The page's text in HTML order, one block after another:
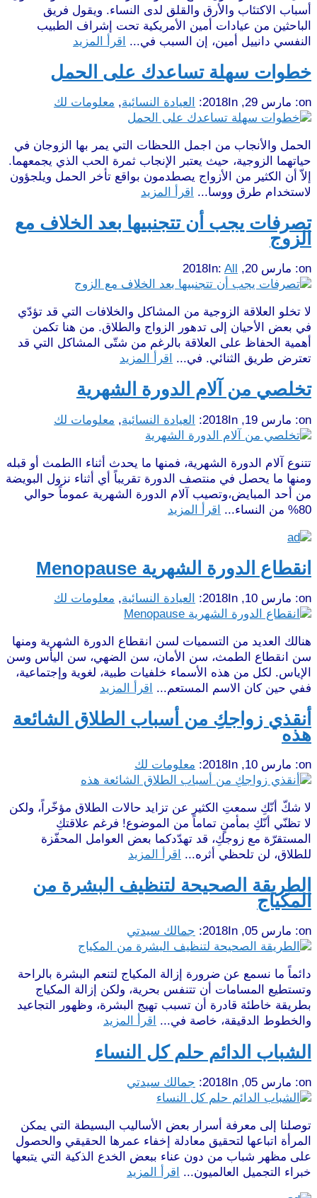
أسباب الاكتئاب والأرق والقلق لدى النساء. ويقول فريق
الباحثين من عيادات أمين الأمريكية تحت إشراف الطبيب
النفسي دانييل أمين، إن السبب في...
اقرأ المزيد
خطوات سهلة تساعدك على الحمل
on: مارس 29, 2018 In: العيادة النسائية, معلومات لك
الحمل والأنجاب من اجمل اللحظات التي يمر بها الزوجان في
حياتهما الزوجية، حيث يعتبر الإنجاب ثمرة الحب الذي يجمعهما.
إلاّ أن الكثير من الأزواج يصطدمون بواقع تأخر الحمل ويلجؤون
لاستخدام طرق ووسا...
اقرأ المزيد
تصرفات يجب أن تتجنبيها بعد الخلاف مع
الزوج
on: مارس 20, 2018 In: All
لا تخلو العلاقة الزوجية من المشاكل والخلافات التي قد تؤدّي
في بعض الأحيان إلى تدهور الزواج والطلاق. من هنا تكمن
أهمية الحفاظ على العلاقة بالرغم من شتّى المشاكل التي قد
تعترض طريق الثنائي. في...
اقرأ المزيد
تخلصي من آلام الدورة الشهرية
on: مارس 19, 2018 In: العيادة النسائية, معلومات لك
تتنوع آلام الدورة الشهرية، فمنها ما يحدث أثناء االطمث أو قبله
ومنها ما يحصل في منتصف الدورة تقريباً أي أثناء نزول البويضة
من أحد المبايض،وتصيب آلام الدورة الشهرية عموماً حوالي
80% من النساء...
اقرأ المزيد
انقطاع الدورة الشهرية Menopause
on: مارس 10, 2018 In: العيادة النسائية, معلومات لك
هنالك العديد من التسميات لسن انقطاع الدورة الشهرية ومنها
سن انقطاع الطمث، سن الأمان، سن الضهي، سن اليأس وسن
الإياس. لكل من هذه الأسماء خلفيات طبية، لغوية وإجتماعية،
ففي حين كان الاسم المستعم...
اقرأ المزيد
أنقذي زواجكِ من أسباب الطلاق الشائعة
هذه
on: مارس 10, 2018 In: معلومات لك
لا شكّ أنّكِ سمعتِ الكثير عن تزايد حالات الطلاق مؤخّراً، ولكن
لا تظنّي أنّكِ بمأمنٍ تماماً من الموضوع! فرغم علاقتكِ
المستقرّة مع زوجكِ، قد تهدّدكما بعض العوامل المحفّزة
للطلاق، لن تلحظي أثره...
اقرأ المزيد
الطريقة الصحيحة لتنظيف البشرة من
المكياج
on: مارس 05, 2018 In: جمالك سيدتي
دائماً ما نسمع عن ضرورة إزالة المكياج لتنعم البشرة بالراحة
وتستطيع المسامات أن تتنفس بحرية، ولكن إزالة المكياج
بطريقة خاطئة قادرة أن تسبب تهيج البشرة، وظهور التجاعيد
والخطوط الدقيقة، خاصة في...
اقرأ المزيد
الشباب الدائم حلم كل النساء
on: مارس 05, 2018 In: جمالك سيدتي
توصلنا إلى معرفة أسرار بعض الأساليب البسيطة التي يمكن
المرأة اتباعها لتحقيق معادلة إخفاء عمرها الحقيقي والحصول
على مظهر شباب من دون عناء ببعض الخدع الذكية التي يتبعها
خبراء التجميل العالميون...
اقرأ المزيد